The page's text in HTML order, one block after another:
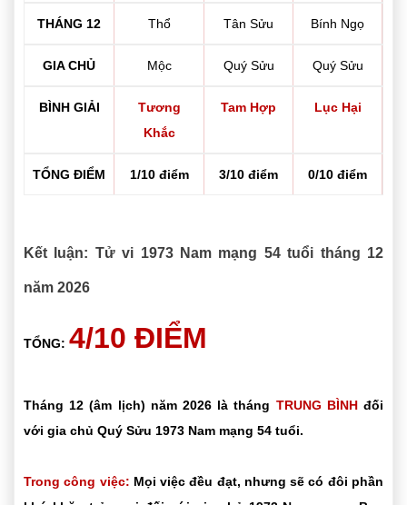
THÁNG 12 Thổ Tân Sửu Bính Ngọ
GIA CHỦ Mộc Quý Sửu Quý Sửu
BÌNH GIẢI
Tương
Khắc
Tam Hợp Lục Hại
TỔNG ĐIỂM 1/10 điểm 3/10 điểm 0/10 điểm
Kết luận: Tử vi 1973 Nam mạng 54 tuổi tháng 12
năm 2026
TỔNG: 4/10 ĐIỂM
Tháng 12 (âm lịch) năm 2026 là tháng TRUNG BÌNHđối
với gia chủ Quý Sửu 1973 Nam mạng 54 tuổi.
Trong công việc: Mọi việc đều đạt, nhưng sẽ có đôi phần